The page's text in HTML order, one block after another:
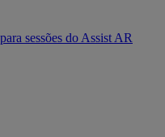
sessões do Assist AR